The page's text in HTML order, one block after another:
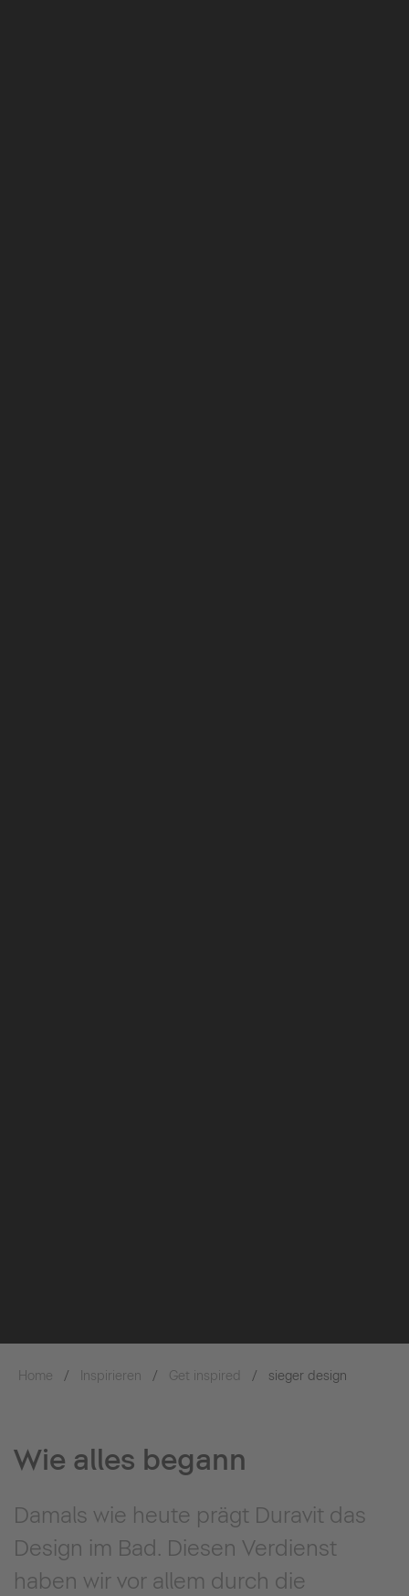
Home Inspirieren Get inspired sieger design
Wie alles begann
Damals wie heute prägt Duravit das
Design im Bad. Diesen Verdienst
haben wir vor allem durch die